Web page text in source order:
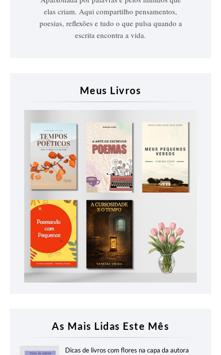
elas criam. Aqui compartilho pensamentos,
poesias, reflexões e tudo o que pulsa quando a
escrita encontra a vida.
Meus Livros
As Mais Lidas Este Mês
Dicas de livros com flores na capa da autora